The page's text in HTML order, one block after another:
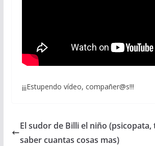
¡¡¡Estupendo vídeo, compañer@s!!!
El sudor de Billi el niño
saber cuantas cosas mas)